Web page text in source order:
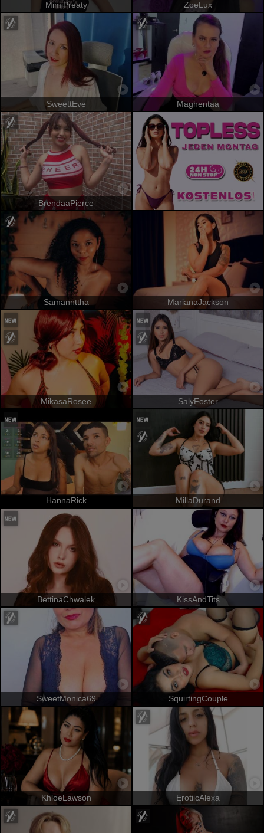
MimiPreaty ZoeLux
SweettEve Maghentaa
BrendaaPierce
Samannttha MarianaJackson
MikasaRosee SalyFoster
HannaRick MillaDurand
BettinaChwalek KissAndTits
SweetMonica69 SquirtingCouple
KhloeLawson ErotiicAlexa